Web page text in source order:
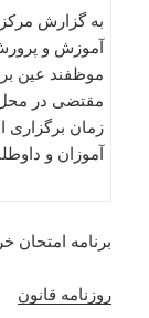
به گزارش
آموزش و
موظفند عین
مقتضی در محل
زمان برگزاری
آموزان و
برنامه امتحان
روزنامه قانون